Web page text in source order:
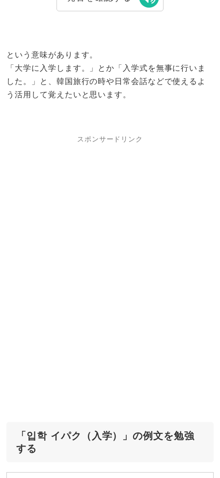
という意味があります。
「大学に入学します。」とか「入学式を無事に行いま
した。」と、韓国旅行の時や日常会話などで使えるよ
う活用して覚えたいと思います。
スポンサードリンク
「입학 イパク（入学）」の例文を勉強
する